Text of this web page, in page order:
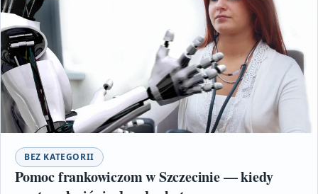
BEZ KATEGORII
Pomoc frankowiczom w Szczecinie — kiedy